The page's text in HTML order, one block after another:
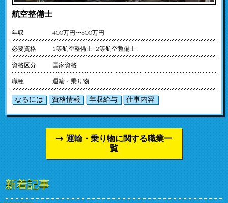
航空整備士
年収 400万円〜600万円
必要資格 1等航空整備士 2等航空整備士
資格区分 国家資格
職種 運輸・乗り物
なるには 資格情報 年収給与 仕事内容
運輸・乗り物に関する職業一
覧
新着記事